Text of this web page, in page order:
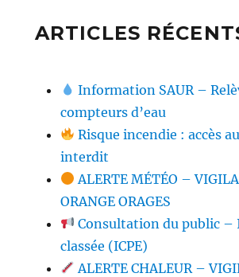
ARTICLES
Information SAUR –
compteurs d’eau
Risque incendie : accès
interdit
ALERTE MÉTÉO –
ORANGE ORAGES
Consultation du public –
classée (ICPE)
ALERTE CHALEUR –